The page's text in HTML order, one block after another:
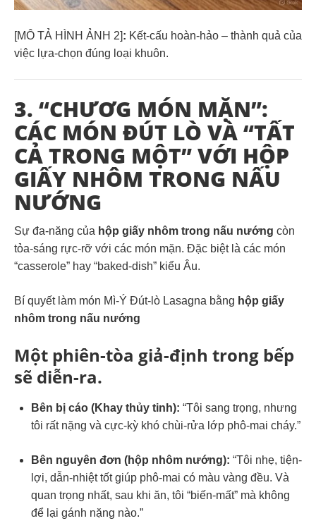
[MÔ TẢ HÌNH ẢNH 2]: Kết-cấu hoàn-hảo – thành quả của
việc lựa-chọn đúng loại khuôn.
3. “CHƯƠG MÓN MẶN”:
CÁC MÓN ĐÚT LÒ VÀ “TẤT
CẢ TRONG MỘT” VỚI HỘP
GIẤY NHÔM TRONG NẤU
NƯỚNG
Sự đa-năng của hộp giấy nhôm trong nấu nướng còn
tỏa-sáng rực-rỡ với các món mặn. Đặc biệt là các món
“casserole” hay “baked-dish” kiểu Âu.
Bí quyết làm món Mì-Ý Đút-lò Lasagna bằng hộp giấy
nhôm trong nấu nướng
Một phiên-tòa giả-định trong bếp
sẽ diễn-ra.
Bên bị cáo (Khay thủy tinh): “Tôi sang trọng, nhưng
tôi rất nặng và cực-kỳ khó chùi-rửa lớp phô-mai cháy.”
Bên nguyên đơn (hộp nhôm nướng): “Tôi nhẹ, tiện-
lợi, dẫn-nhiệt tốt giúp phô-mai có màu vàng đều. Và
quan trọng nhất, sau khi ăn, tôi “biến-mất” mà không
để lại gánh nặng nào.”